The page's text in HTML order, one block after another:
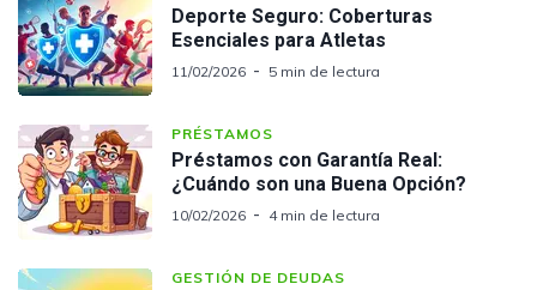
Deporte Seguro: Coberturas
Esenciales para Atletas
11/02/2026 5 min de lectura
PRÉSTAMOS
Préstamos con Garantía Real:
¿Cuándo son una Buena Opción?
10/02/2026 4 min de lectura
GESTIÓN DE DEUDAS